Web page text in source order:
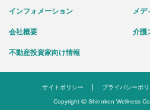
インフォメーション メデ
会社概要 介護
不動産投資家向け情報
サイトポリシー プライバシーポ
Copyright ©Shinoken Wellness